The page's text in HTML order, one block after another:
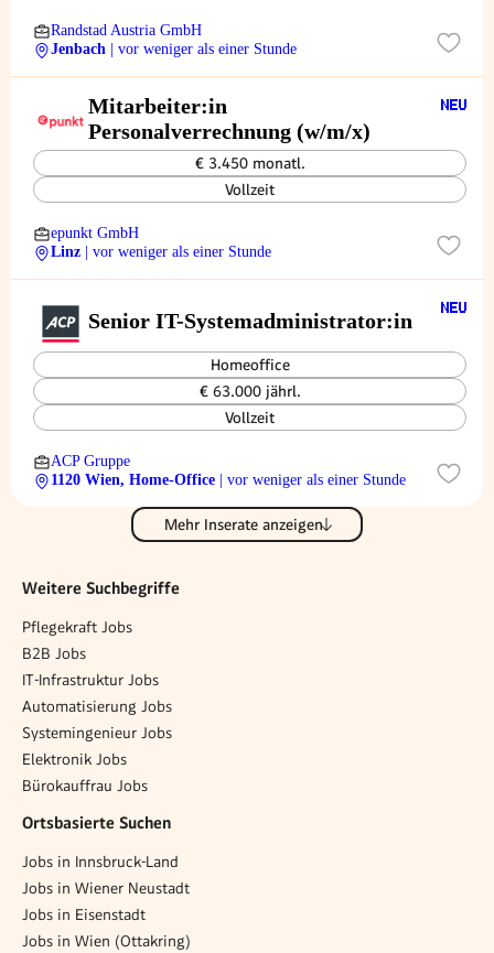
Randstad Austria GmbH
Jenbach
| vor weniger als einer Stunde
Mitarbeiter:in
Personalverrechnung (w/m/x)
€ 3.450 monatl.
Vollzeit
epunkt GmbH
Linz
| vor weniger als einer Stunde
Senior IT-Systemadministrator:in
Homeoffice
€ 63.000 jährl.
Vollzeit
ACP Gruppe
1120 Wien, Home-Office
| vor weniger als einer Stunde
Mehr Inserate anzeigen
Weitere Suchbegriffe
Pflegekraft Jobs
B2B Jobs
IT-Infrastruktur Jobs
Automatisierung Jobs
Systemingenieur Jobs
Elektronik Jobs
Bürokauffrau Jobs
Ortsbasierte Suchen
Jobs in Innsbruck-Land
Jobs in Wiener Neustadt
Jobs in Eisenstadt
Jobs in Wien (Ottakring)